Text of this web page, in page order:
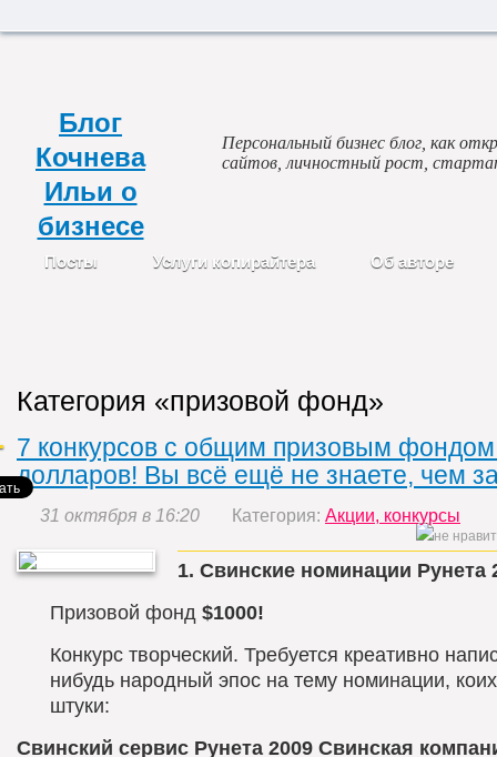
Категория «призовой фонд»
7 конкурсов с общим призовым
долларов! Вы всё ещё не знаете, чем
31 октября в 16:20 Категория: Акции, конкурсы
1. Свинские номинации Рунета
Призовой фонд $1000!
Конкурс творческий. Требуется креативно
нибудь народный эпос на тему номинации,
штуки:
Свинский сервис Рунета 2009 Свинская
Блог
Кочнева
Ильи о
бизнесе
Персональный бизнес блог, как
сайтов, личностный рост,
Посты Услуги копирайтера Об авторе